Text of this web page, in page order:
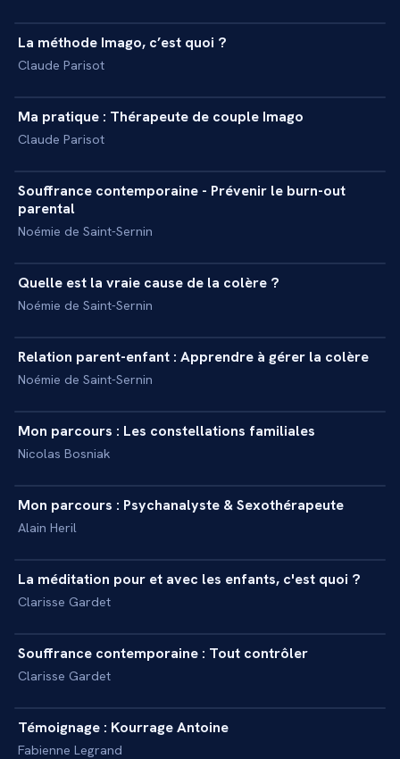
INTERVIEW
La méthode Imago, c’est quoi ?
Claude Parisot
INTERVIEW
Ma pratique : Thérapeute de couple Imago
Claude Parisot
INTERVIEW
Souffrance contemporaine - Prévenir le burn-out
parental
Noémie de Saint-Sernin
INTERVIEW
Quelle est la vraie cause de la colère ?
Noémie de Saint-Sernin
INTERVIEW +
Relation parent-enfant : Apprendre à gérer la colère
Noémie de Saint-Sernin
INTERVIEW
Mon parcours : Les constellations familiales
Nicolas Bosniak
INTERVIEW
Mon parcours : Psychanalyste & Sexothérapeute
Alain Heril
INTERVIEW +
La méditation pour et avec les enfants, c'est quoi ?
Clarisse Gardet
INTERVIEW
Souffrance contemporaine : Tout contrôler
Clarisse Gardet
INTERVIEW
Témoignage : Kourrage Antoine
Fabienne Legrand